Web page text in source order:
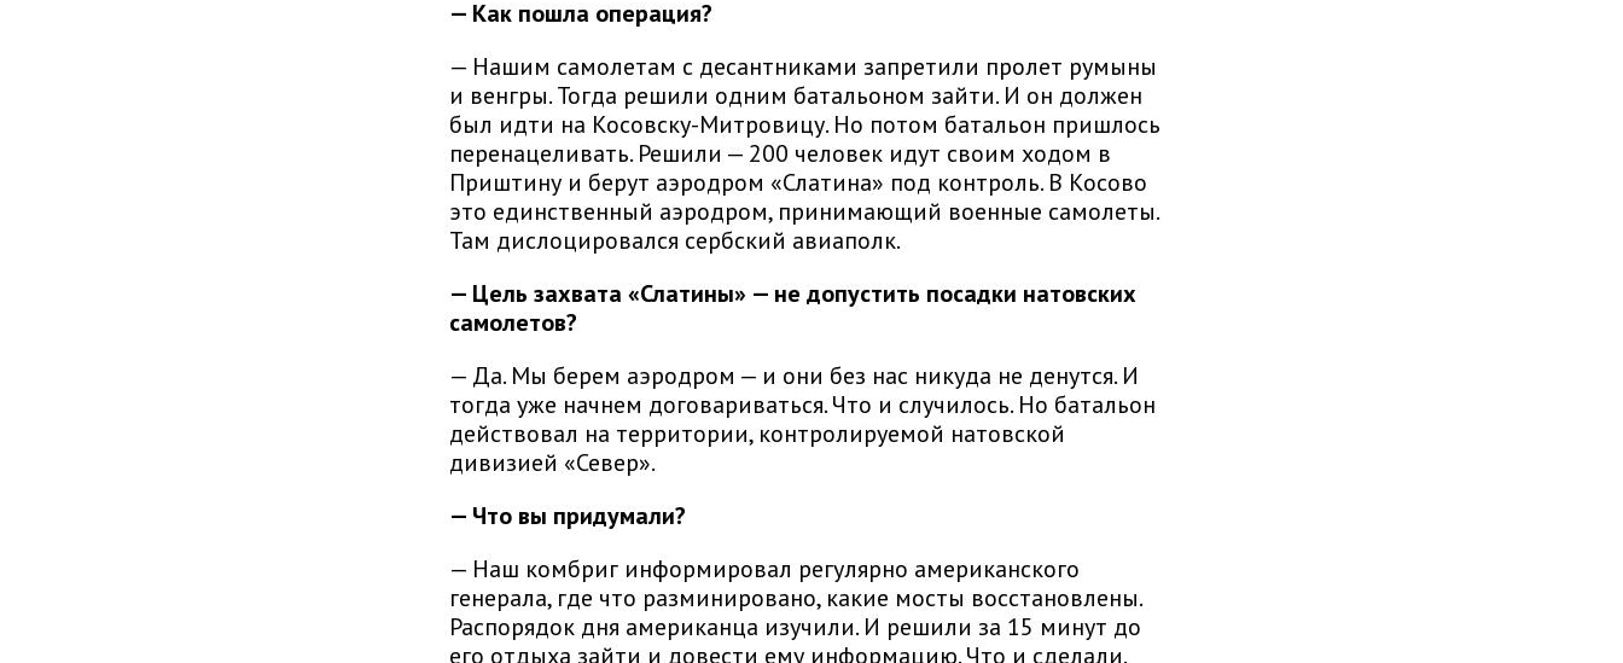
— Как пошла операция?
— Нашим самолетам с десантниками запретили пролет румыны
и венгры. Тогда решили одним батальоном зайти. И он должен
был идти на Косовску-Митровицу. Но потом батальон пришлось
перенацеливать. Решили — 200 человек идут своим ходом в
Приштину и берут аэродром «Слатина» под контроль. В Косово
это единственный аэродром, принимающий военные самолеты.
Там дислоцировался сербский авиаполк.
— Цель захвата «Слатины» — не допустить посадки натовских
самолетов?
— Да. Мы берем аэродром — и они без нас никуда не денутся. И
тогда уже начнем договариваться. Что и случилось. Но батальон
действовал на территории, контролируемой натовской
дивизией «Север».
— Что вы придумали?
— Наш комбриг информировал регулярно американского
генерала, где что разминировано, какие мосты восстановлены.
Распорядок дня американца изучили. И решили за 15 минут до
его отдыха зайти и довести ему информацию. Что и сделали.